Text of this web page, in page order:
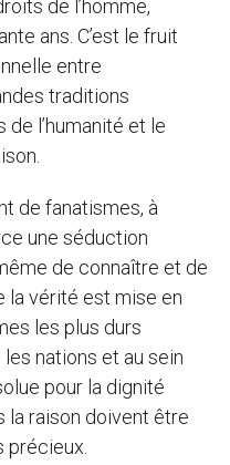
de l’homme,
ans. C’est le fruit
entre
traditions
l’humanité et le
de fanatismes, à
une séduction
de connaître et de
la vérité est mise en
les plus durs
nations et au sein
pour la dignité
la raison doivent être
précieux.